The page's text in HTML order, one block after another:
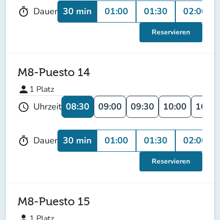
timer Dauer 30 min 01:00 01:30 02:00
Reservieren
M8-Puesto 14
person 1 Platz
schedule Uhrzeit 08:30 09:00 09:30 10:00 10:30
timer Dauer 30 min 01:00 01:30 02:00
Reservieren
M8-Puesto 15